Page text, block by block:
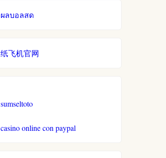
online casinos mit schneller
casinos schweiz
ผลบอลสด
纸飞机官网
sumseltoto
casino online con paypal